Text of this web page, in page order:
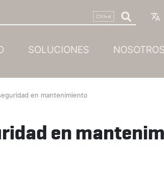
SOLUCIONES NOSOTROS
en mantenimiento
en